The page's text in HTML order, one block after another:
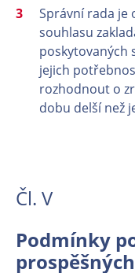
Správní rada je
souhlasu
poskytovaných
jejich
rozhodnout o
dobu delší než
Čl. V
Podmínky